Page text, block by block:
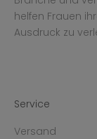
helfen Frauen
Ausdruck zu
Service
Versand